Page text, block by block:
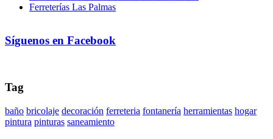
Ferreterías Las Palmas
Síguenos en Facebook
Tag
baño bricolaje decoración ferreteria fontanería herramientas hogar
pintura pinturas saneamiento